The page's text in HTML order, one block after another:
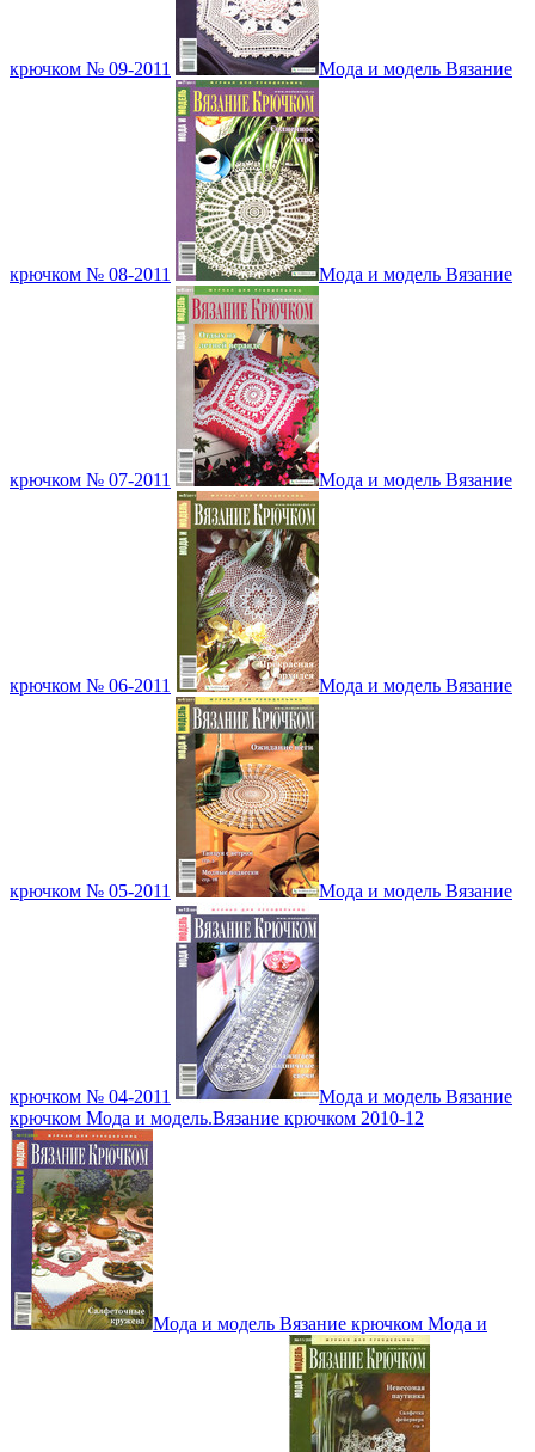
крючком № 09-2011 Мода и модель Вязание
крючком № 08-2011 Мода и модель Вязание
крючком № 07-2011 Мода и модель Вязание
крючком № 06-2011 Мода и модель Вязание
крючком № 05-2011 Мода и модель Вязание
крючком № 04-2011
Мода и модель Вязание
крючком Мода и модель.Вязание крючком 2010-12
Мода и модель Вязание крючком Мода и